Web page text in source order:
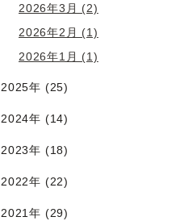
2026年3月 (2)
2026年2月 (1)
2026年1月 (1)
2025年 (25)
2024年 (14)
2023年 (18)
2022年 (22)
2021年 (29)